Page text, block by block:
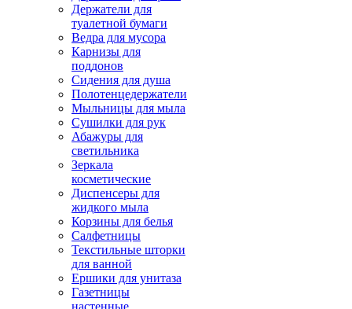
Держатели для
туалетной бумаги
Ведра для мусора
Карнизы для
поддонов
Сидения для душа
Полотенцедержатели
Мыльницы для мыла
Сушилки для рук
Абажуры для
светильника
Зеркала
косметические
Диспенсеры для
жидкого мыла
Корзины для белья
Салфетницы
Текстильные шторки
для ванной
Ершики для унитаза
Газетницы
настенные